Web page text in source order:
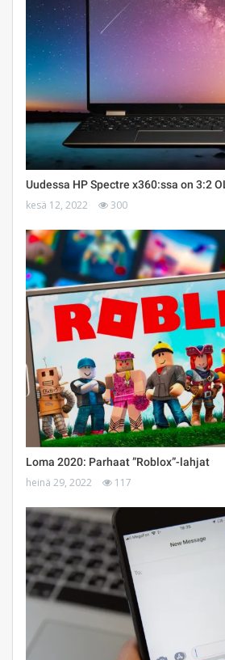
Uudessa HP Spectre x360:ssa on 3:2
kesä 12, 2022 300
Loma 2020: Parhaat ”Roblox”-lahjat
heinä 29, 2022 117